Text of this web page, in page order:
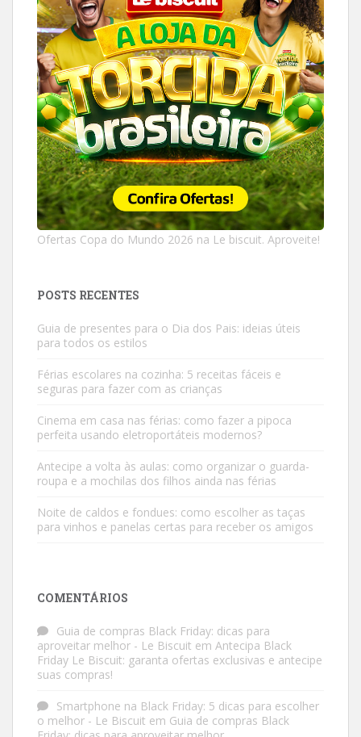
Ofertas Copa do Mundo 2026 na Le biscuit. Aproveite!
POSTS RECENTES
Guia de presentes para o Dia dos Pais: ideias úteis
para todos os estilos
Férias escolares na cozinha: 5 receitas fáceis e
seguras para fazer com as crianças
Cinema em casa nas férias: como fazer a pipoca
perfeita usando eletroportáteis modernos?
Antecipe a volta às aulas: como organizar o guarda-
roupa e a mochilas dos filhos ainda nas férias
Noite de caldos e fondues: como escolher as taças
para vinhos e panelas certas para receber os amigos
COMENTÁRIOS
Guia de compras Black Friday: dicas para
aproveitar melhor - Le Biscuit em Antecipa Black
Friday Le Biscuit: garanta ofertas exclusivas e antecipe
suas compras!
Smartphone na Black Friday: 5 dicas para escolher
o melhor - Le Biscuit em Guia de compras Black